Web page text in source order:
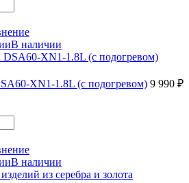
В наличии
ХN1-1.8L (с подогревом) 9 990 ₽
В наличии